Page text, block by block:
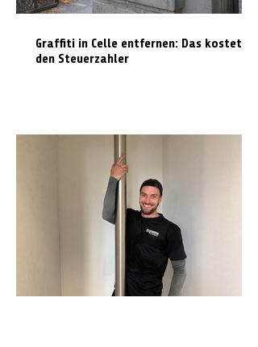
Graffiti in Celle entfernen: Das kostet es
den Steuerzahler